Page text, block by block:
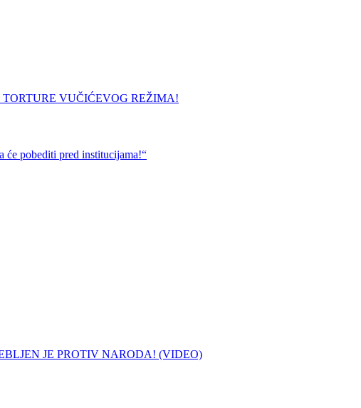
VUČIĆEVOG REŽIMA!
pobediti pred institucijama!“
JE PROTIV NARODA! (VIDEO)